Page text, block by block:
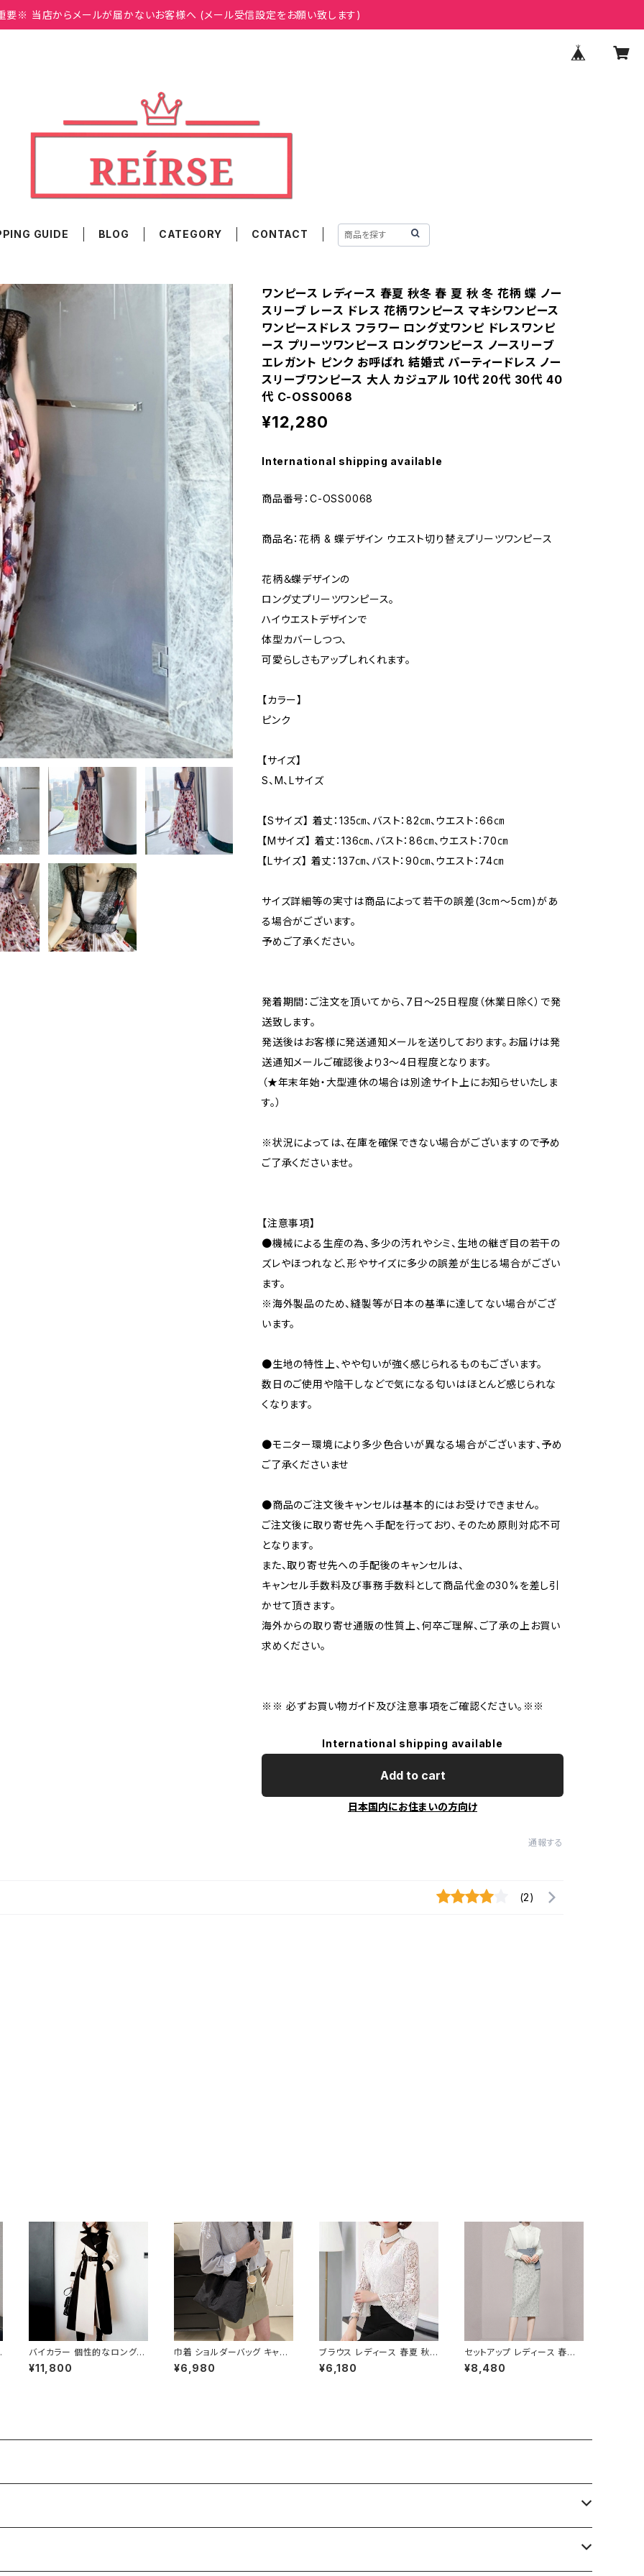
※ 当店からメールが届かないお客様へ (メール受信設定をお願い致します)
GUIDE BLOG CATEGORY CONTACT
ワンピース レディース 春夏 秋冬 春 夏 秋 冬 花柄 蝶 ノー
スリーブ レース ドレス 花柄ワンピース マキシワンピース
ワンピースドレス フラワー ロング丈ワンピ ドレスワンピ
ース プリーツワンピース ロングワンピース ノースリーブ
エレガント ピンク お呼ばれ 結婚式 パーティードレス ノー
スリーブワンピース 大人 カジュアル 10代 20代 30代 40
代 C-OSS0068
¥12,280
International shipping available
商品番号：C-OSS0068
商品名：花柄 & 蝶デザイン ウエスト切り替えプリーツワンピース
花柄＆蝶デザインの
ロング丈プリーツワンピース。
ハイウエストデザインで
体型カバーしつつ、
可愛らしさもアップしれくれます。
【カラー】
ピンク
【サイズ】
S、M、Lサイズ
【Sサイズ】 着丈：135㎝、バスト：82㎝、ウエスト：66㎝
【Mサイズ】 着丈：136㎝、バスト：86㎝、ウエスト：70㎝
【Lサイズ】 着丈：137㎝、バスト：90㎝、ウエスト：74㎝
サイズ詳細等の実寸は商品によって若干の誤差(3cm〜5cm)があ
る場合がございます。
予めご了承ください。
発着期間：ご注文を頂いてから、7日〜25日程度（休業日除く）で発
送致します。
発送後はお客様に発送通知メールを送りしております。お届けは発
送通知メールご確認後より3〜4日程度となります。
（★年末年始・大型連休の場合は別途サイト上にお知らせいたしま
す。）
※状況によっては、在庫を確保できない場合がございますので予め
ご了承くださいませ。
【注意事項】
●機械による生産の為、多少の汚れやシミ、生地の継ぎ目の若干の
ズレやほつれなど、形やサイズに多少の誤差が生じる場合がござい
ます。
※海外製品のため、縫製等が日本の基準に達してない場合がござ
います。
●生地の特性上、やや匂いが強く感じられるものもございます。
数日のご使用や陰干しなどで気になる匂いはほとんど感じられな
くなります。
●モニター環境により多少色合いが異なる場合がございます、予め
ご了承くださいませ
●商品のご注文後キャンセルは基本的にはお受けできません。
ご注文後に取り寄せ先へ手配を行っており、そのため原則対応不可
となります。
また、取り寄せ先への手配後のキャンセルは、
キャンセル手数料及び事務手数料として商品代金の30%を差し引
かせて頂きます。
海外からの取り寄せ通販の性質上、何卒ご理解、ご了承の上お買い
求めください。
※※ 必ずお買い物ガイド及び注意事項をご確認ください。※※
International shipping available
Add to cart
日本国内にお住まいの方向け
通報する
(2)
バイカラー 個性的なロングコ
ート C-JAW1002
¥11,800
巾着 ショルダーバッグ キャン
バス 肩掛けバッグ レディース
バッグ 大容量 軽量 ナチュラル
¥6,980
ブラウス レディース 春夏 秋
冬 春 夏 秋 冬 白 シャツ トッ
プス フレアスリーブ チョーカ
ーネック ブラウスシャツ 体型
0代 30代 40代 C-TSS005
¥6,180
セットアップ レディース 春夏
秋冬 春 夏 秋 冬 ブラウス タ
イトスカート セット ドレス 長
れいめ 韓国 ファッション ブラ
W1038
¥8,480